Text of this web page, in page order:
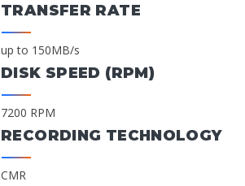
TRANSFER RATE
up to 150MB/s
DISK SPEED (RPM)
7200 RPM
RECORDING TECHNOLOGY
CMR